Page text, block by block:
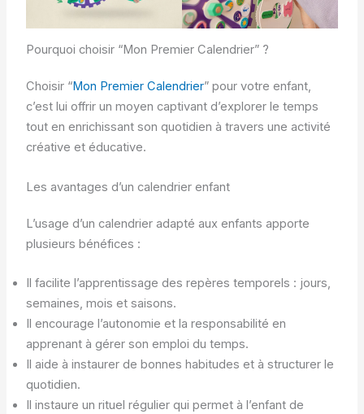
Pourquoi choisir “Mon Premier Calendrier” ?
Choisir “Mon Premier Calendrier” pour votre enfant,
c’est lui offrir un moyen captivant d’explorer le temps
tout en enrichissant son quotidien à travers une activité
créative et éducative.
Les avantages d’un calendrier enfant
L’usage d’un calendrier adapté aux enfants apporte
plusieurs bénéfices :
Il facilite l’apprentissage des repères temporels : jours,
semaines, mois et saisons.
Il encourage l’autonomie et la responsabilité en
apprenant à gérer son emploi du temps.
Il aide à instaurer de bonnes habitudes et à structurer le
quotidien.
Il instaure un rituel régulier qui permet à l’enfant de